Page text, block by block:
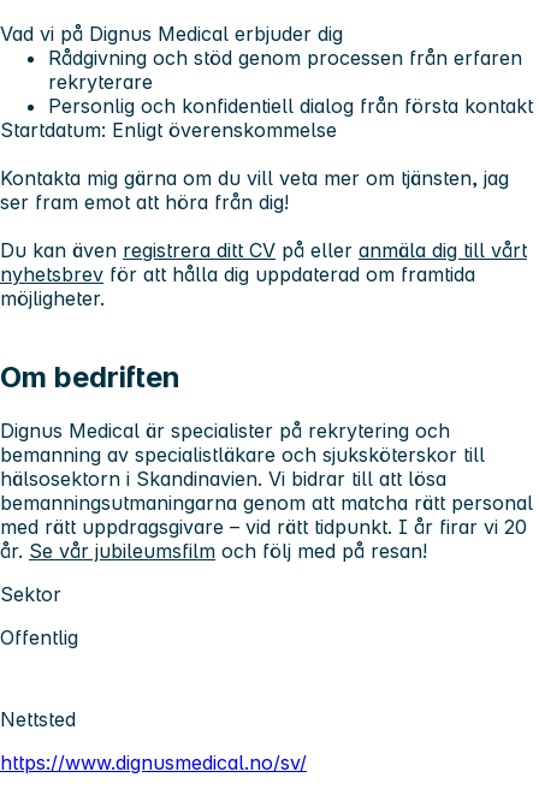
Vad vi på Dignus Medical erbjuder dig
Rådgivning och stöd genom processen från erfaren
rekryterare
Personlig och konfidentiell dialog från första kontakt
Startdatum: Enligt överenskommelse
Kontakta mig gärna om du vill veta mer om tjänsten, jag
ser fram emot att höra från dig!
Du kan även registrera ditt CV på eller anmäla dig till vårt
nyhetsbrev för att hålla dig uppdaterad om framtida
möjligheter.
Om bedriften
Dignus Medical är specialister på rekrytering och
bemanning av specialistläkare och sjuksköterskor till
hälsosektorn i Skandinavien. Vi bidrar till att lösa
bemanningsutmaningarna genom att matcha rätt personal
med rätt uppdragsgivare – vid rätt tidpunkt. I år firar vi 20
år. Se vår jubileumsfilm och följ med på resan!
Sektor
Offentlig
Nettsted
https://www.dignusmedical.no/sv/